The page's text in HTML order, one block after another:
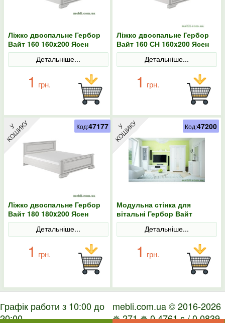
Ліжко двоспальне Гербор
Вайт 160 160x200 Ясен
сніжний/Сосна срібна
Детальніше...
1 грн.
Ліжко двоспальне Гербор
Вайт 160 СН 160x200 Ясен
сніжний/Сосна срібна
Детальніше...
1 грн.
Ліжко двоспальне Гербор
Вайт 180 180x200 Ясен
сніжний/Сосна срібна
Детальніше...
1 грн.
Код:47177
Модульна стінка для
вітальні Гербор Вайт
N100001 Ясен сніжний/
Сосна срібнаДетальніше...
1 грн.
Код:47200
Графік работи з 10:00 до
20:00
mebli.com.ua © 2016-2026
✵ 271 ✵ 0.4761 s / 0.0839